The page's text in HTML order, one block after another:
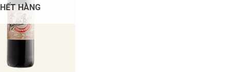
HẾT HÀNG